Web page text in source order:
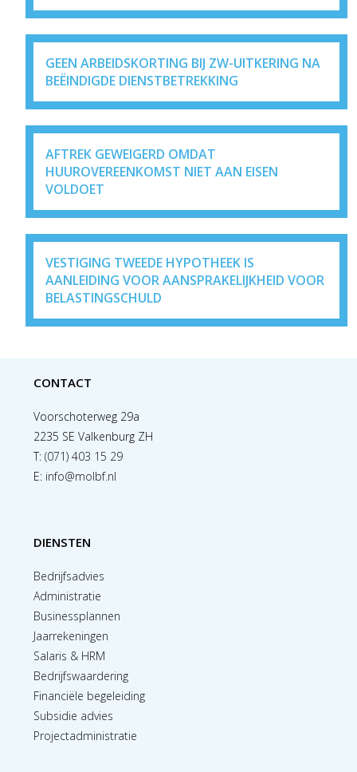
GEEN ARBEIDSKORTING BIJ ZW-UITKERING NA
BEËINDIGDE DIENSTBETREKKING
AFTREK GEWEIGERD OMDAT
HUUROVEREENKOMST NIET AAN EISEN
VOLDOET
VESTIGING TWEEDE HYPOTHEEK IS
AANLEIDING VOOR AANSPRAKELIJKHEID VOOR
BELASTINGSCHULD
CONTACT
Voorschoterweg 29a
2235 SE Valkenburg ZH
T:(071) 403 15 29
E: info@molbf.nl
DIENSTEN
Bedrijfsadvies
Administratie
Businessplannen
Jaarrekeningen
Salaris & HRM
Bedrijfswaardering
Financiële begeleiding
Subsidie advies
Projectadministratie